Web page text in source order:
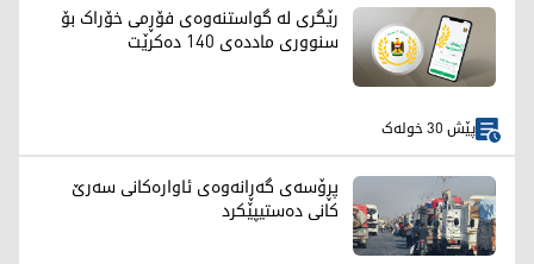
رێگری لە گواستنەوەی فۆڕمی خۆراک بۆ
سنووری ماددەی 140 دەکرێت
پێش 30 خولەک
پڕۆسەی گەڕانەوەی ئاوارەکانی سەرێ
کانی دەستیپێکرد